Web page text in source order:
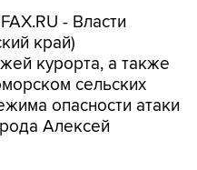
- Власти
край)
курорта, а также
сельских
опасности атаки
Алексей